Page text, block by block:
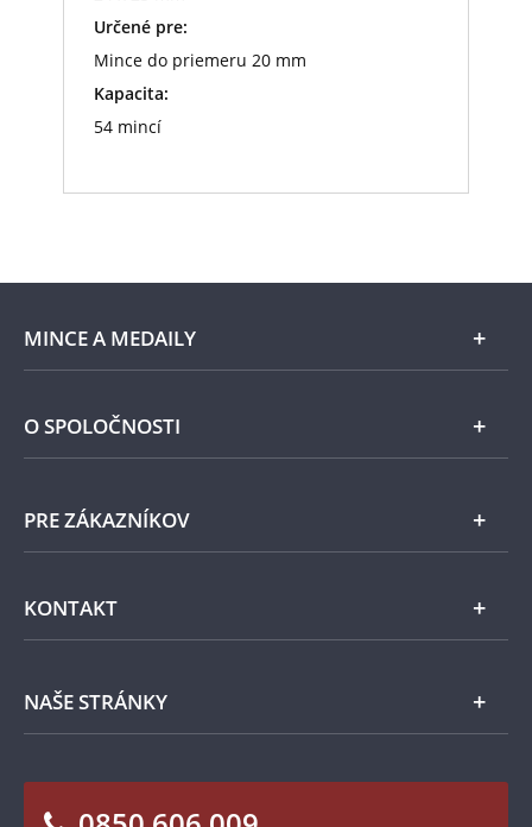
Určené pre:
Mince do priemeru 20 mm
Kapacita:
54 mincí
MINCE A MEDAILY
Len v Národnej Pokladnici
Pamätné medaily
100. výročie vzniku Česko-Slovenska
O SPOLOČNOSTI
Národná Pokladnica
PRE ZÁKAZNÍKOV
Všeobecné obchodné podmienky
Ochrana osobných údajov
KONTAKT
Napíšte nám
NAŠE STRÁNKY
Blog Pokladnica mincí
Facebook Národnej Pokladnice